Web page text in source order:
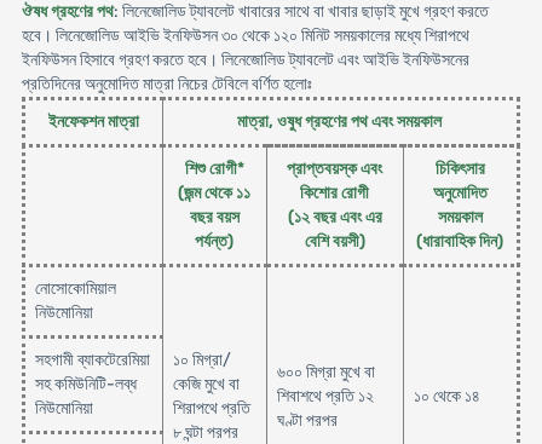
ঔষধ গ্রহণের পথ: লিনেজোলিড ট্যাবলেট খাবারের সাথে বা খাবার ছাড়াই মুখে গ্রহণ করতে
হবে। লিনেজোলিড আইভি ইনফিউসন ৩০ থেকে ১২০ মিনিট সময়কালের মধ্যে শিরাপথে
ইনফিউসন হিসাবে গ্রহণ করতে হবে। লিনেজোলিড ট্যাবলেট এবং আইভি ইনফিউসনের
প্রতিদিনের অনুমোদিত মাত্রা নিচের টেবিলে বর্ণিত হলোঃ
ইনফেকশন মাত্রা
মাত্রা, ওষুধ গ্রহণের পথ এবং সময়কাল
শিশু রোগী*
(জন্ম থেকে ১১
বছর বয়স
পর্যন্ত)
প্রাপ্তবয়স্ক এবং
কিশোর রোগী
(১২ বছর এবং এর
বেশি বয়সী)
চিকিৎসার
অনুমোদিত
সময়কাল
(ধারাবাহিক দিন)
নোসোকোমিয়াল
নিউমোনিয়া
১০ মিগ্রা/
কেজি মুখে বা
শিরাপথে প্রতি
৮ ঘন্টা পরপর
৬০০ মিগ্রা মুখে বা
শিবাশথে প্রতি ১২
ঘণ্টা পরপর
১০ থেকে ১৪
সহগামী ব্যাকটেরেমিয়া
সহ কমিউনিটি-লব্ধ
নিউমোনিয়া